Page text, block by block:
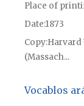
Place of
Date1873
CopyHarvard
(Massach...
Vocablos